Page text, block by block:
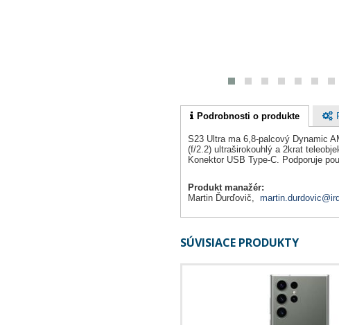
Podrobnosti o produkte
S23 Ultra ma 6,8-palcový Dynamic
(f/2.2) ultraširokouhlý a 2krat
Konektor USB Type-C. Podporuje
Produkt manažér:
Martin Ďurďovič,
SÚVISIACE PRODUKTY